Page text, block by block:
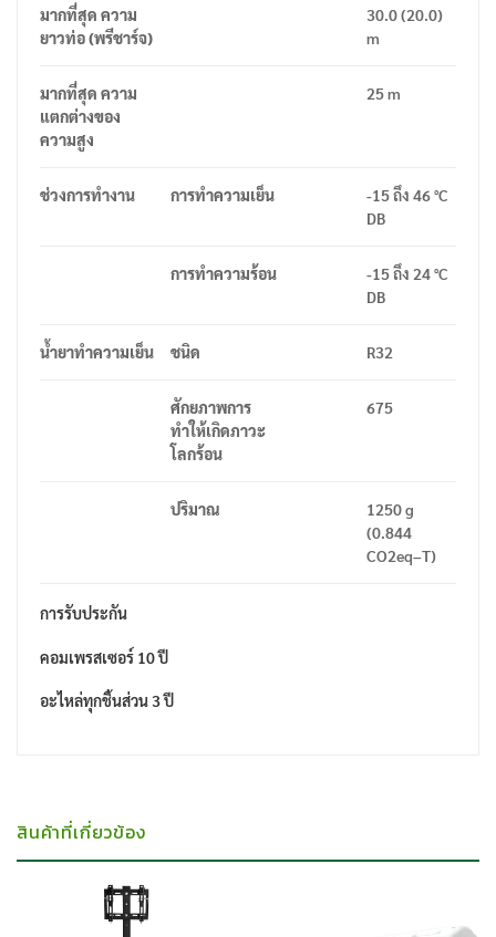
มากที่สุด ความ
ยาวท่อ(พรีชาร์จ)
30.0 (20.0)
m
มากที่สุด ความ
แตกต่างของ
ความสูง
25 m
ช่วงการทำงาน การทำความเย็น -15ถึง 46 °C
DB
การทำความร้อน -15ถึง 24 °C
DB
น้ำยาทำความเย็น ชนิด R32
ศักยภาพการ
ทำให้เกิดภาวะ
โลกร้อน
675
ปริมาณ
1250 g
(0.844
CO2eq–T)
การรับประกัน
คอมเพรสเซอร์ 10 ปี
อะไหล่ทุกชิ้นส่วน3ปี
สินค้าที่เกี่ยวข้อง